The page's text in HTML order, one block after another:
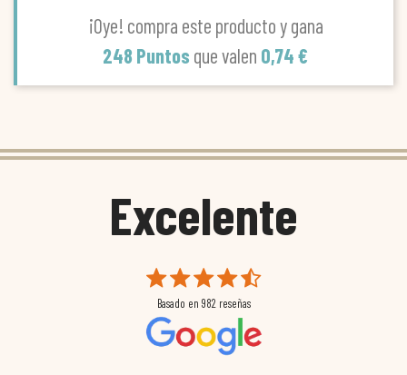
¡Oye! compra este producto y gana
248 Puntos que valen 0,74 €
Excelente
Basado en 982 reseñas